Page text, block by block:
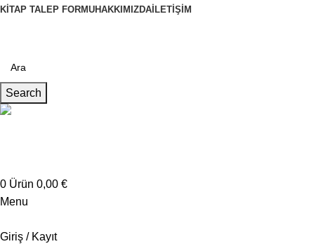
KITAP TALEP FORMUHAKKIMIZDA İLETIŞIM
Search
0 Ürün 0,00 €
Menu
Giriş / Kayıt